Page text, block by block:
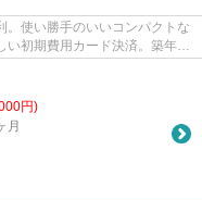
。使い勝手のいいコンパクトな
い初期費用カード決済。築年数
円)
月